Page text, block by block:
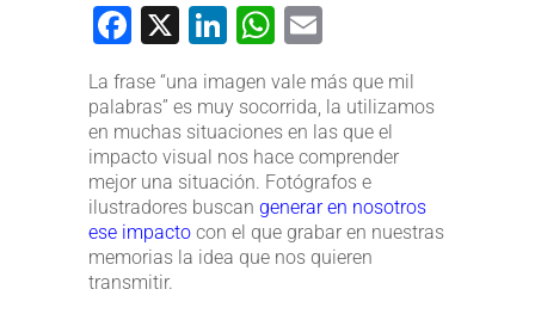
Facebook
X LinkedIn
WhatsApp
La frase “una imagen vale más que mil
palabras” es muy socorrida, la utilizamos
en muchas situaciones en las que el
impacto visual nos hace comprender
mejor una situación. Fotógrafos e
ilustradores buscan generar en nosotros
ese impacto con el que grabar en nuestras
memorias la idea que nos quieren
transmitir.